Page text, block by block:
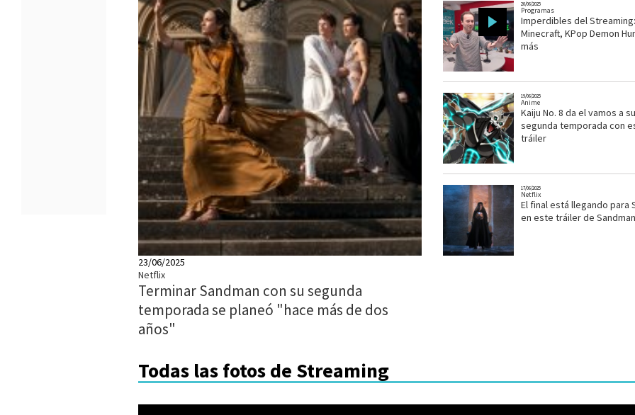
23/06/2025
Netflix
Terminar Sandman con su segunda
temporada se planeó "hace más de dos
años"
20/06/2025
Programas
Imperdibles del Streaming:
Minecraft, KPop Demon
más
19/06/2025
Anime
Kaiju No. 8 da el vamos a su
segunda temporada con
tráiler
17/06/2025
Netflix
El final está llegando para
en este tráiler de Sandman
Todas las fotos de Streaming